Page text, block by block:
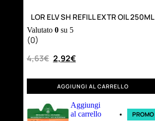
LOR ELV SH REFILL EXTR OIL 250ML
Valutato 0su 5
(0)
4,63€ 2,92€
AGGIUNGI AL CARRELLO
Aggiungi
al carrello
PROMO